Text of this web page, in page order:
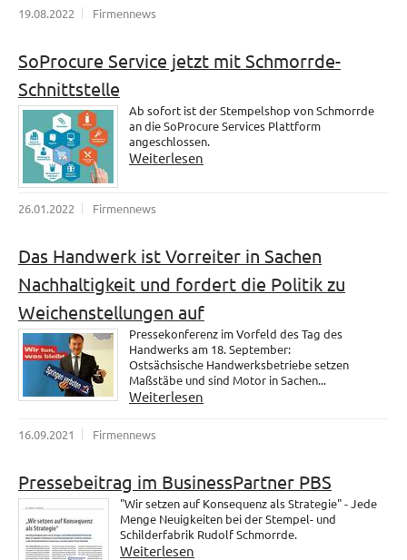
19.08.2022 Firmennews
SoProcure Service jetzt mit Schmorrde-
Schnittstelle
Ab sofort ist der Stempelshop von Schmorrde
an die SoProcure Services Plattform
angeschlossen.
Weiterlesen
26.01.2022 Firmennews
Das Handwerk ist Vorreiter in Sachen
Nachhaltigkeit und fordert die Politik zu
Weichenstellungen auf
Pressekonferenz im Vorfeld des Tag des
Handwerks am 18. September:
Ostsächsische Handwerksbetriebe setzen
Maßstäbe und sind Motor in Sachen...
Weiterlesen
16.09.2021 Firmennews
Pressebeitrag im BusinessPartner PBS
"Wir setzen auf Konsequenz als Strategie" - Jede
Menge Neuigkeiten bei der Stempel- und
Schilderfabrik Rudolf Schmorrde.
Weiterlesen